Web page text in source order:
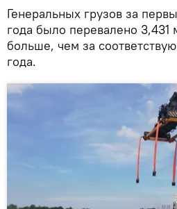
Генеральных грузов за
года было перевалено 3,431
больше, чем за
года.